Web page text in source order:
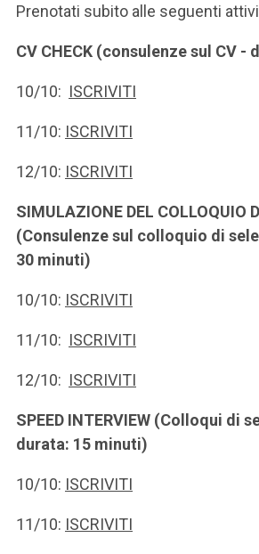
Prenotati subito alle seguenti
CV CHECK (consulenze sul CV -
10/10: ISCRIVITI
11/10: ISCRIVITI
12/10: ISCRIVITI
SIMULAZIONE DEL COLLOQUIO
(Consulenze sul colloquio di
30 minuti)
10/10: ISCRIVITI
11/10: ISCRIVITI
12/10: ISCRIVITI
SPEED INTERVIEW (Colloqui di
durata: 15 minuti)
10/10: ISCRIVITI
11/10: ISCRIVITI